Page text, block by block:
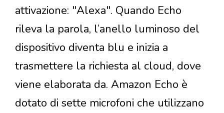
attivazione: "Alexa". Quando Echo
rileva la parola, l’anello luminoso del
dispositivo diventa blu e inizia a
trasmettere la richiesta al cloud, dove
viene elaborata da. Amazon Echo è
dotato di sette microfoni che utilizzano